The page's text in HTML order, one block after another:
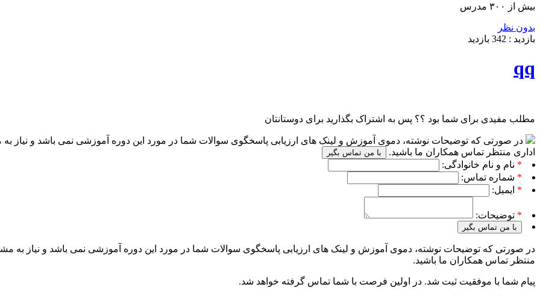
بیش از ۳۰۰ مدرس
بدون نظر
بازدید : 342 بازدید
qq
مطلب مفیدی برای شما بود ؟؟ پس به اشتراک بگذارید برای دوستانتان
در صورتی که توضیحات نوشته، دموی آموزش و لینک های ارزیابی پاسخگوی سوالات شما در مورد این دوره آموزشی نمی باشد و نیاز
اداری منتظر تماس همکاران ما باشید.
با من تماس بگیر
* نام و نام خانوادگی:
* شماره تماس:
* ایمیل:
* توضیحات:
با من تماس بگیر
در صورتی که توضیحات نوشته، دموی آموزش و لینک های ارزیابی پاسخگوی سوالات شما در مورد این دوره آموزشی نمی باشد و نیاز به
منتظر تماس همکاران ما باشید.
پیام شما با موفقیت ثبت شد. در اولین فرصت با شما تماس گرفته خواهد شد.